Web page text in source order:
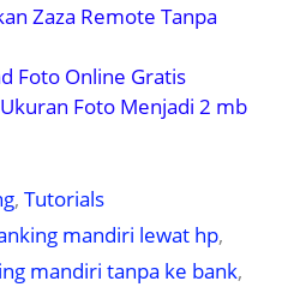
Zaza Remote Tanpa
Foto Online Gratis
Foto Menjadi 2 mb
,Tutorials
mandiri lewat hp,
mandiri tanpa ke bank,